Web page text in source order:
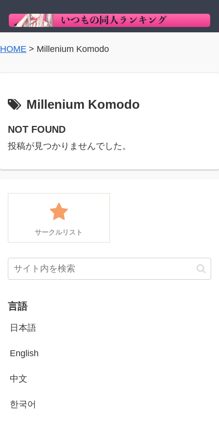
HOME > Millenium Komodo
Millenium Komodo
NOT FOUND
投稿が見つかりませんでした。
サークルリスト
言語
日本語
English
中文
한국어